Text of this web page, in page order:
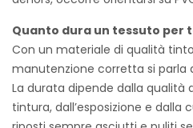
Quanto dura un tessuto per
Con un materiale di qualità
manutenzione corretta si parla
La durata dipende dalla qualità
tintura, dall’esposizione e dalla